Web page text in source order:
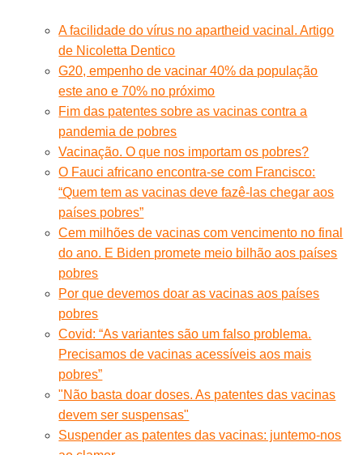
A facilidade do vírus no apartheid vacinal. Artigo
de Nicoletta Dentico
G20, empenho de vacinar 40% da população
este ano e 70% no próximo
Fim das patentes sobre as vacinas contra a
pandemia de pobres
Vacinação. O que nos importam os pobres?
O Fauci africano encontra-se com Francisco:
“Quem tem as vacinas deve fazê-las chegar aos
países pobres”
Cem milhões de vacinas com vencimento no final
do ano. E Biden promete meio bilhão aos países
pobres
Por que devemos doar as vacinas aos países
pobres
Covid: “As variantes são um falso problema.
Precisamos de vacinas acessíveis aos mais
pobres”
"Não basta doar doses. As patentes das vacinas
devem ser suspensas"
Suspender as patentes das vacinas: juntemo-nos